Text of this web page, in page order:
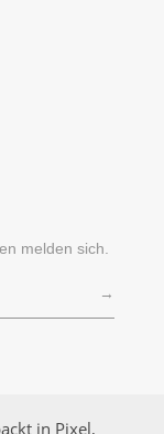
melden sich.
→
in Pixel,